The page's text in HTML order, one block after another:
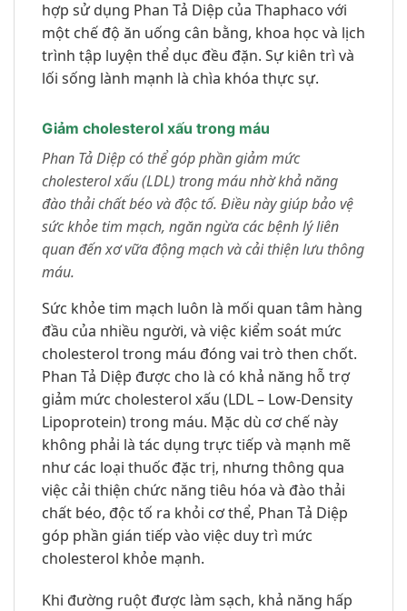
hợp sử dụng Phan Tả Diệp của Thaphaco với
một chế độ ăn uống cân bằng, khoa học và lịch
trình tập luyện thể dục đều đặn. Sự kiên trì và
lối sống lành mạnh là chìa khóa thực sự.
Giảm cholesterol xấu trong máu
Phan Tả Diệp có thể góp phần giảm mức
cholesterol xấu (LDL) trong máu nhờ khả năng
đào thải chất béo và độc tố. Điều này giúp bảo vệ
sức khỏe tim mạch, ngăn ngừa các bệnh lý liên
quan đến xơ vữa động mạch và cải thiện lưu thông
máu.
Sức khỏe tim mạch luôn là mối quan tâm hàng
đầu của nhiều người, và việc kiểm soát mức
cholesterol trong máu đóng vai trò then chốt.
Phan Tả Diệp được cho là có khả năng hỗ trợ
giảm mức cholesterol xấu (LDL – Low-Density
Lipoprotein) trong máu. Mặc dù cơ chế này
không phải là tác dụng trực tiếp và mạnh mẽ
như các loại thuốc đặc trị, nhưng thông qua
việc cải thiện chức năng tiêu hóa và đào thải
chất béo, độc tố ra khỏi cơ thể, Phan Tả Diệp
góp phần gián tiếp vào việc duy trì mức
cholesterol khỏe mạnh.
Khi đường ruột được làm sạch, khả năng hấp